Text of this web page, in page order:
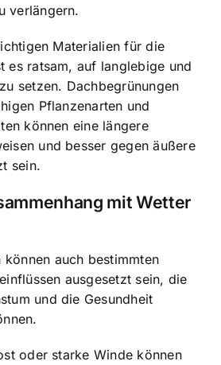
verlängern.
Materialien für die
es ratsam, auf langlebige und
setzen. Dachbegrünungen
Pflanzenarten und
können eine längere
und besser gegen äußere
sein.
mit Wetter
können auch bestimmten
ausgesetzt sein, die
und die Gesundheit
oder starke Winde können